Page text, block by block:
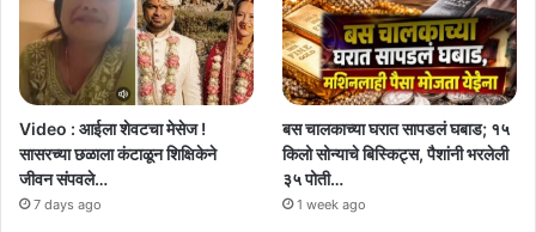
Video : आईला शेवटचा मेसेज !
सासरच्या छळाला कंटाळून शिक्षिकेने
जीवन संपवले…
7 days ago
बस चालकाच्या घरात सापडलं घबाड; १५
किलो सोन्याचे बिस्किट्स, पैशांनी भरलेली
३५ पोती…
1 week ago